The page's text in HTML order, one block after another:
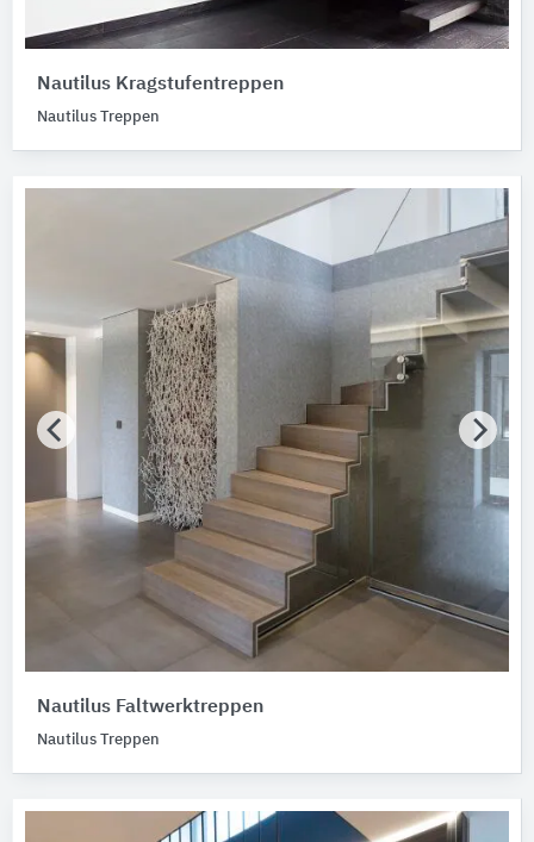
Nautilus Kragstufentreppen
Nautilus Treppen
Nautilus Faltwerktreppen
Nautilus Treppen